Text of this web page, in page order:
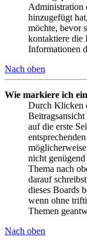
Administration
hinzugefügt
möchte, bevor
kontaktiere die
Informationen
Nach oben
Wie markiere ich
Durch Klicken
auf die erste
nicht
Thema nach
darauf
dieses Boards
wenn ohne
Themen
Nach oben